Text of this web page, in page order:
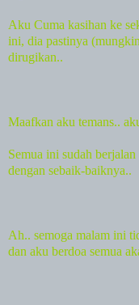
Aku Cuma kasihan ke
ini, dia pastinya
dirugikan..
Maafkan aku temans..
Semua ini sudah
dengan sebaik-baiknya..
Ah.. semoga malam ini
dan aku berdoa semua